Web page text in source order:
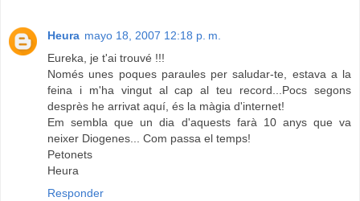
Heura mayo 18, 2007 12:18 p. m.
Eureka, je t'ai trouvé !!!
Només unes poques paraules per saludar-te, estava a la
feina i m'ha vingut al cap al teu record...Pocs segons
desprès he arrivat aquí, és la màgia d'internet!
Em sembla que un dia d'aquests farà 10 anys que va
neixer Diogenes... Com passa el temps!
Petonets
Heura
Responder